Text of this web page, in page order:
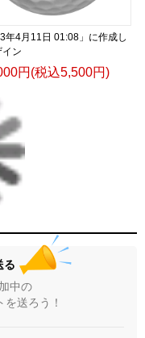
年4月11日 01:08」に作成し
イン
円(税込5,500円)
る
中の
送ろう！